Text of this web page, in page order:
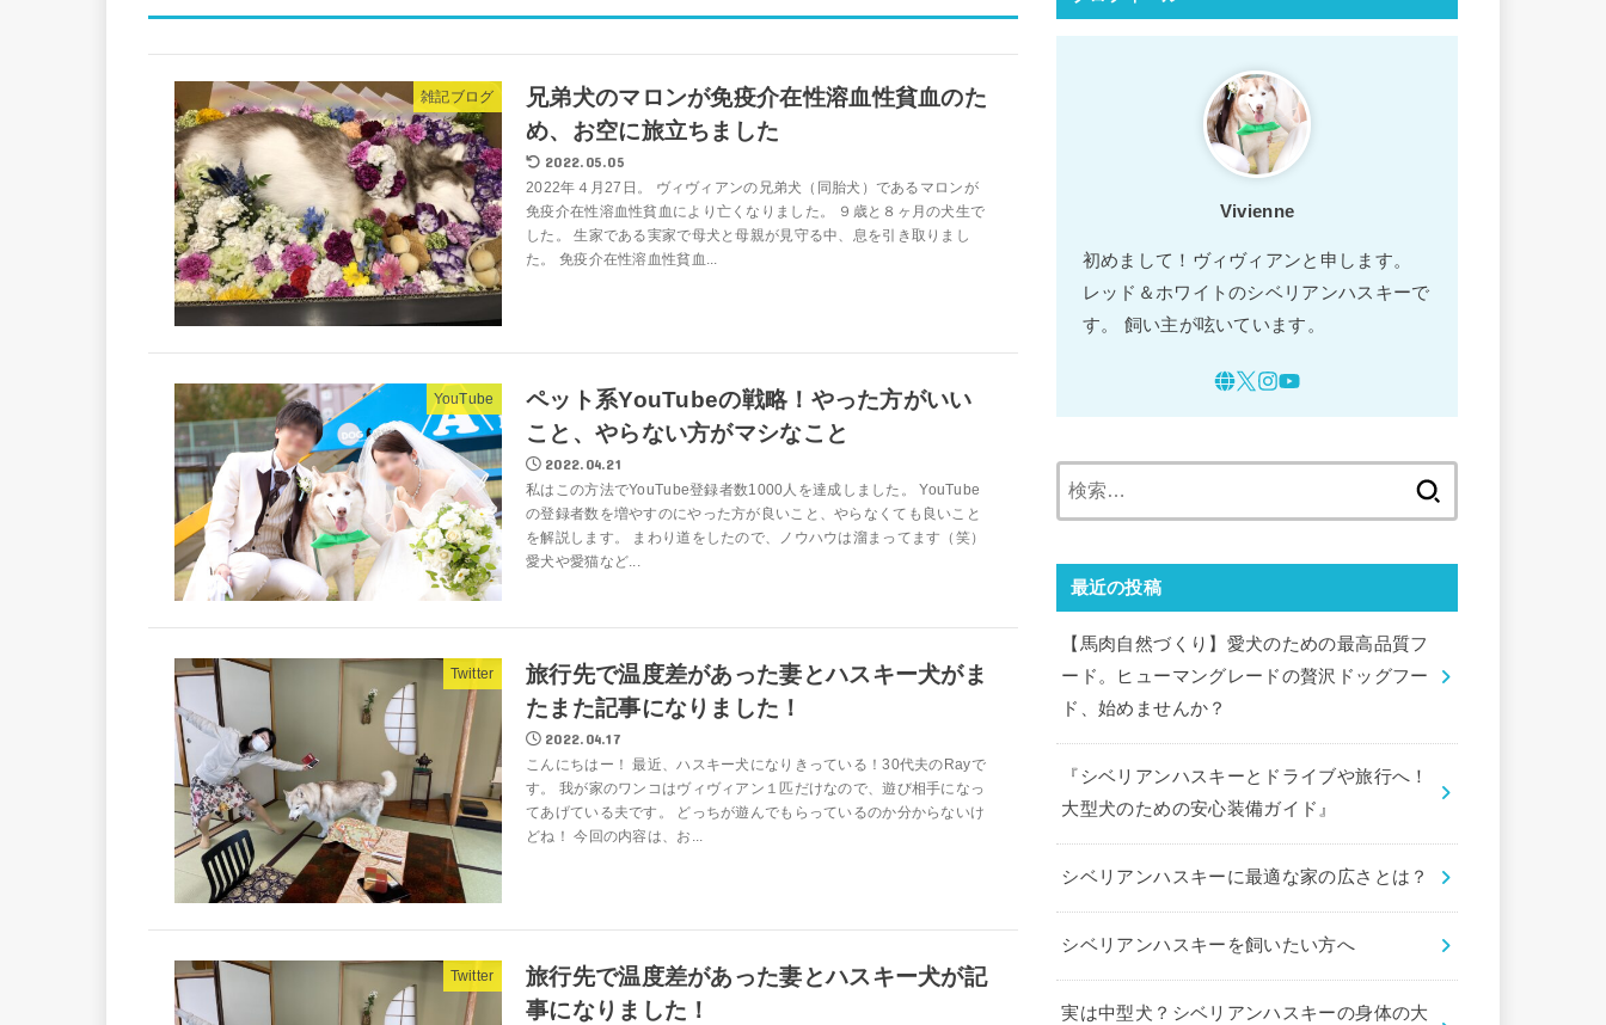
雑記ブログ
兄弟犬のマロンが免疫介在性溶血性貧血のた
め、お空に旅立ちました
2022.05.05
2022年４月27日。 ヴィヴィアンの兄弟犬（同胎犬）であるマロンが
免疫介在性溶血性貧血により亡くなりました。 ９歳と８ヶ月の犬生で
した。 生家である実家で母犬と母親が見守る中、息を引き取りまし
た。 免疫介在性溶血性貧血...
YouTube
ペット系YouTubeの戦略！やった方がいい
こと、やらない方がマシなこと
2022.04.21
私はこの方法でYouTube登録者数1000人を達成しました。 YouTube
の登録者数を増やすのにやった方が良いこと、やらなくても良いこと
を解説します。 まわり道をしたので、ノウハウは溜まってます（笑）
愛犬や愛猫など...
Twitter
旅行先で温度差があった妻とハスキー犬がま
たまた記事になりました！
2022.04.17
こんにちはー！ 最近、ハスキー犬になりきっている！30代夫のRayで
す。 我が家のワンコはヴィヴィアン１匹だけなので、遊び相手になっ
てあげている夫です。 どっちが遊んでもらっているのか分からないけ
どね！ 今回の内容は、お...
Twitter
旅行先で温度差があった妻とハスキー犬が記
事になりました！
Vivienne
初めまして！ヴィヴィアンと申します。
レッド＆ホワイトのシベリアンハスキーで
す。 飼い主が呟いています。
最近の投稿
【馬肉自然づくり】愛犬のための最高品質フ
ード。ヒューマングレードの贅沢ドッグフー
ド、始めませんか？
『シベリアンハスキーとドライブや旅行へ！
大型犬のための安心装備ガイド』
シベリアンハスキーに最適な家の広さとは？
シベリアンハスキーを飼いたい方へ
実は中型犬？シベリアンハスキーの身体の大